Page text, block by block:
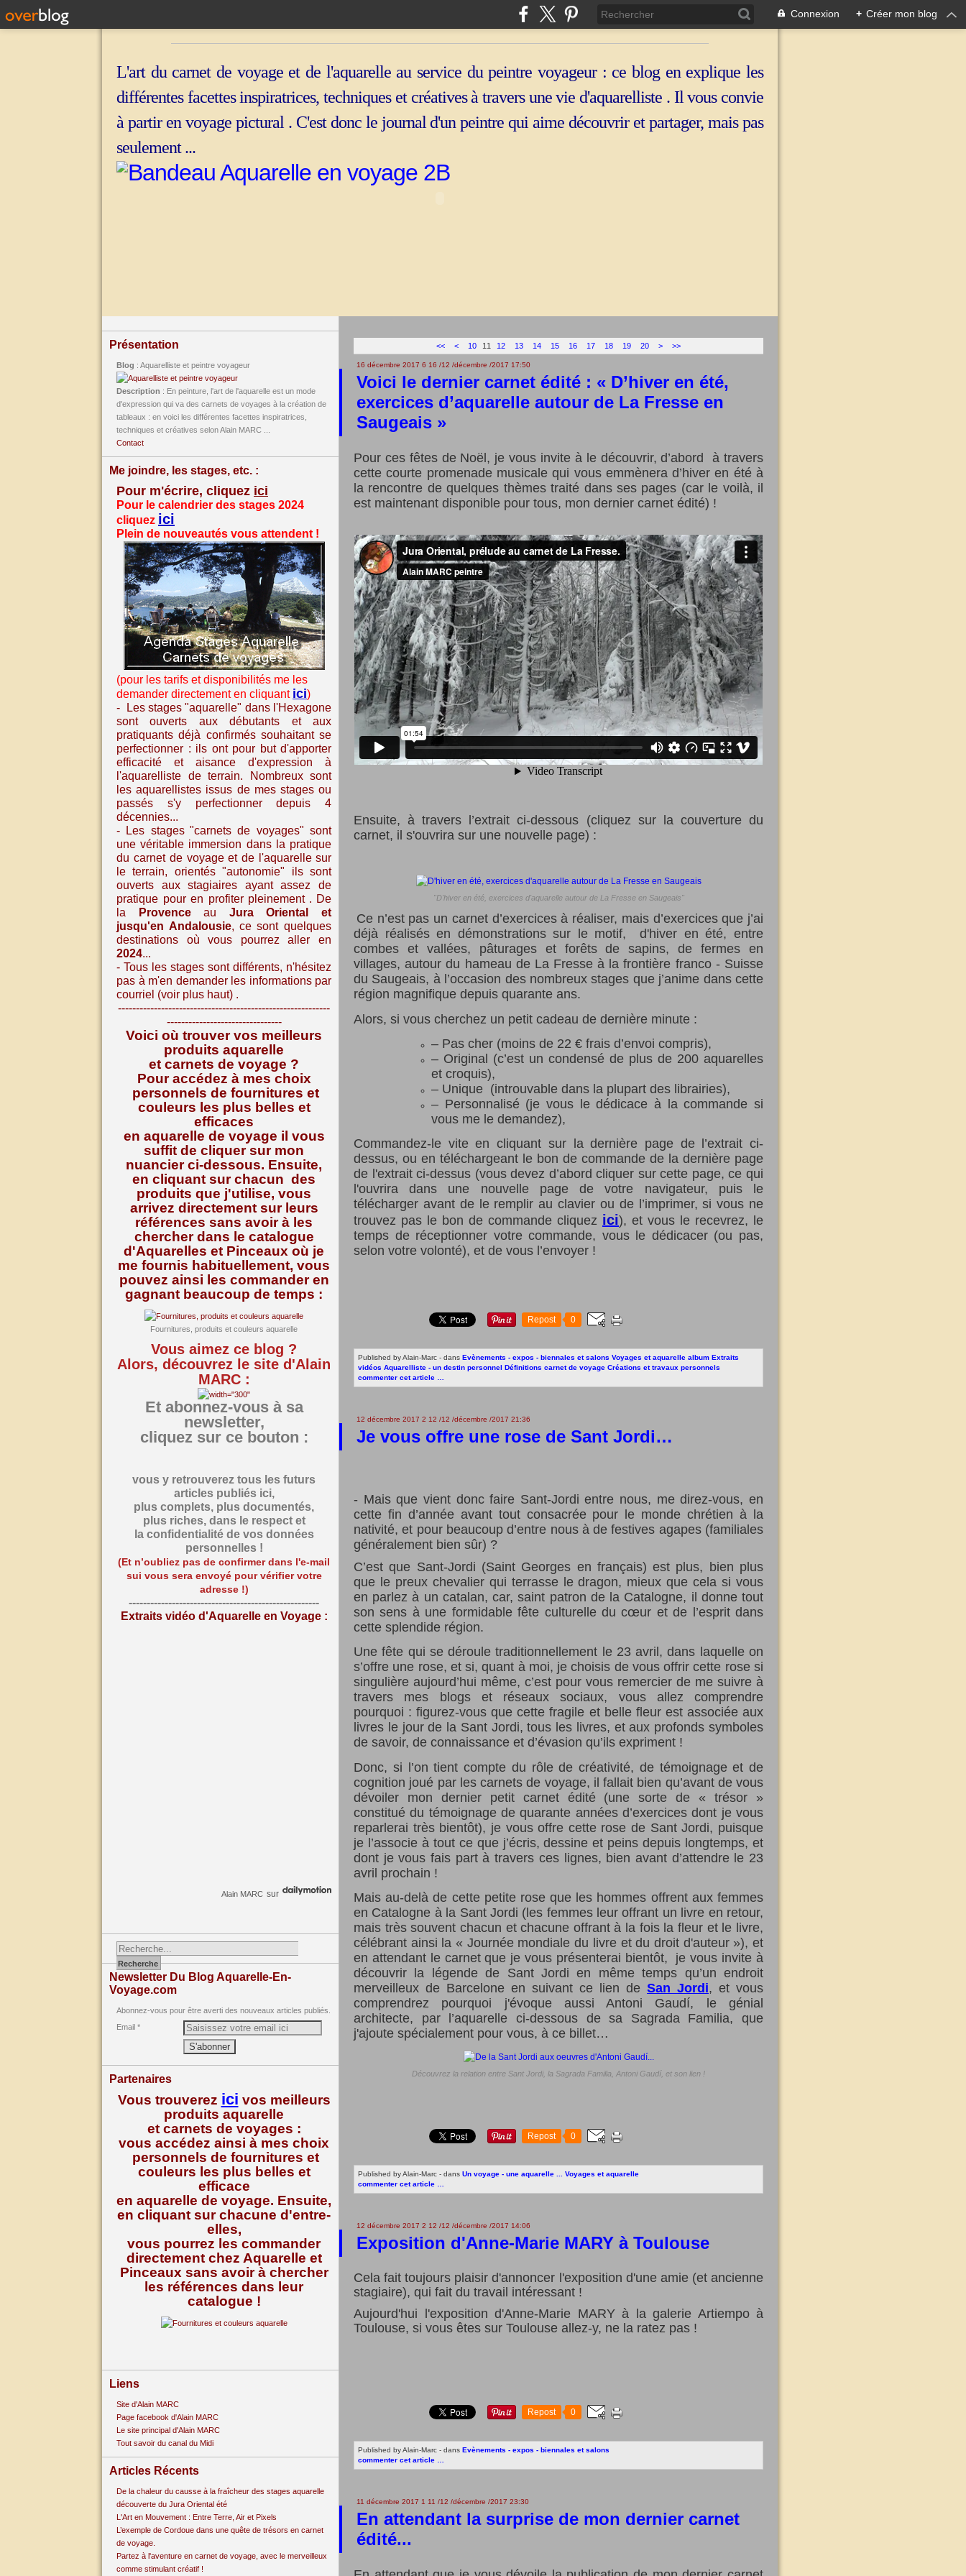
Connexion + Créer mon blog
L'art du carnet de voyage et de l'aquarelle au service du peintre voyageur : ce blog en explique les
différentes facettes inspiratrices, techniques et créatives à travers une vie d'aquarelliste . Il vous convie
à partir en voyage pictural . C'est donc le journal d'un peintre qui aime découvrir et partager, mais pas
seulement ...
Présentation
Blog : Aquarelliste et peintre voyageur
Description : En peinture, l'art de l'aquarelle est un mode
d'expression qui va des carnets de voyages à la création de
tableaux : en voici les différentes facettes inspiratrices,
techniques et créatives selon Alain MARC ...
Contact
Me joindre, les stages, etc. :
Pour m'écrire, cliquez ici
Pour le calendrier des stages 2024
cliquez ici
Plein de nouveautés vous attendent !
(pour les tarifs et disponibilités me les
demander directement en cliquant ici)
- Les stages "aquarelle" dans l'Hexagone
sont ouverts aux débutants et aux
pratiquants déjà confirmés souhaitant se
perfectionner : ils ont pour but d'apporter
efficacité et aisance d'expression à
l'aquarelliste de terrain. Nombreux sont
les aquarellistes issus de mes stages ou
passés s'y perfectionner depuis 4
décennies...
- Les stages "carnets de voyages" sont
une véritable immersion dans la pratique
du carnet de voyage et de l'aquarelle sur
le terrain, orientés "autonomie" ils sont
ouverts aux stagiaires ayant assez de
pratique pour en profiter pleinement . De
la
Provenceau Jura Oriental
et
jusqu'en Andalousie, ce sont quelques
destinations où vous pourrez aller en
2024...
- Tous les stages sont différents, n'hésitez
pas à m'en demander les informations par
courriel (voir plus haut) .
-----------------------------------------------------------
--------------------------------
Voici où trouver vos meilleurs
produits aquarelle
et carnets de voyage ?
Pour accédez à mes choix
personnels de fournitures et
couleurs les plus belles et
efficaces
en aquarelle de voyage il vous
suffit de cliquer sur mon
nuancier ci-dessous. Ensuite,
en cliquant sur chacun des
produits que j'utilise, vous
arrivez directement sur leurs
références sans avoir à les
chercher dans le catalogue
d'Aquarelles et Pinceaux où je
me fournis habituellement, vous
pouvez ainsi les commander en
gagnant beaucoup de temps :
Fournitures, produits et couleurs aquarelle
Vous aimez ce blog ?
Alors, découvrez le site d'Alain
MARC :
Et abonnez-vous à sa
newsletter,
cliquez sur ce bouton :
vous y retrouverez tous les futurs
articles publiés ici,
plus complets, plus documentés,
plus riches, dans le respect et
la confidentialité de vos données
personnelles !
(Et n’oubliez pas de confirmer dans l'e-mail
sui vous sera envoyé pour vérifier votre
adresse !)
-----------------------------------------------------
Extraits vidéo d'Aquarelle en Voyage :
Alain MARC sur
Newsletter Du Blog Aquarelle-En-
Voyage.com
Abonnez-vous pour être averti des nouveaux articles publiés.
Email
Partenaires
Vous trouverez ici vos meilleurs
produits aquarelle
et carnets de voyages :
vous accédez ainsi à mes choix
personnels de fournitures et
couleurs les plus belles et
efficace
en aquarelle de voyage. Ensuite,
en cliquant sur chacune d'entre-
elles,
vous pourrez les commander
directement chez Aquarelle et
Pinceaux sans avoir à chercher
les références dans leur
catalogue !
Liens
Site d'Alain MARC
Page facebook d'Alain MARC
Le site principal d'Alain MARC
Tout savoir du canal du Midi
Articles Récents
De la chaleur du causse à la fraîcheur des stages aquarelle
découverte du Jura Oriental été
L'Art en Mouvement : Entre Terre, Air et Pixels
L’exemple de Cordoue dans une quête de trésors en carnet
de voyage.
Partez à l'aventure en carnet de voyage, avec le merveilleux
comme stimulant créatif !
<< < 10 11 12 13 14 15 16 17 18 19 20 30
40
50
60
70
80
> >>
16 décembre 2017 6 16 /12 /décembre /2017 17:50
Voici le dernier carnet édité : « D’hiver en été,
exercices d’aquarelle autour de La Fresse en
Saugeais »
Pour ces fêtes de Noël, je vous invite à le découvrir, d’abord à travers
cette courte promenade musicale qui vous emmènera d’hiver en été à
la rencontre de quelques thèmes traité dans ses pages (car le voilà, il
est maintenant disponible pour tous, mon dernier carnet édité) !
Ensuite, à travers l’extrait ci-dessous (cliquez sur la couverture du
carnet, il s'ouvrira sur une nouvelle page) :
"D'hiver en été, exercices d'aquarelle autour de La Fresse en Saugeais"
Ce n’est pas un carnet d’exercices à réaliser, mais d’exercices que j’ai
déjà réalisés en démonstrations sur le motif, d'hiver en été, entre
combes et vallées, pâturages et forêts de sapins, de fermes en
villages, autour du hameau de La Fresse à la frontière franco - Suisse
du Saugeais, à l’occasion des nombreux stages que j’anime dans cette
région magnifique depuis quarante ans.
Alors, si vous cherchez un petit cadeau de dernière minute :
– Pas cher (moins de 22 € frais d’envoi compris),
– Original (c’est un condensé de plus de 200 aquarelles
et croquis),
– Unique (introuvable dans la plupart des librairies),
– Personnalisé (je vous le dédicace à la commande si
vous me le demandez),
Commandez-le vite en cliquant sur la dernière page de l’extrait ci-
dessus, ou en téléchargeant le bon de commande de la dernière page
de l'extrait ci-dessus (vous devez d’abord cliquer sur cette page, ce qui
l'ouvrira dans une nouvelle page de votre navigateur, puis le
télécharger avant de le remplir au clavier ou de l’imprimer, si vous ne
trouvez pas le bon de commande cliquez ici), et vous le recevrez, le
temps de réceptionner votre commande, vous le dédicacer (ou pas,
selon votre volonté), et de vous l’envoyer !
Repost 0
Published by Alain-Marc - dans Evènements - expos - biennales et salons Voyages et aquarelle album Extraits
vidéos Aquarelliste - un destin personnel Définitions carnet de voyage Créations et travaux personnels
commenter cet article
12 décembre 2017 2 12 /12 /décembre /2017 21:36
Je vous offre une rose de Sant Jordi…
- Mais que vient donc faire Sant-Jordi entre nous, me direz-vous, en
cette fin d’année avant tout consacrée pour le monde chrétien à la
nativité, et pour beaucoup d’entre nous à de festives agapes (familiales
généralement bien sûr) ?
C’est que Sant-Jordi (Saint Georges en français) est plus, bien plus
que le preux chevalier qui terrasse le dragon, mieux que cela si vous
en parlez à un catalan, car, saint patron de la Catalogne, il donne tout
son sens à une formidable fête culturelle du cœur et de l’esprit dans
cette splendide région.
Une fête qui se déroule traditionnellement le 23 avril, dans laquelle on
s’offre une rose, et si, quant à moi, je choisis de vous offrir cette rose si
singulière aujourd’hui même, c’est pour vous remercier de me suivre à
travers mes blogs et réseaux sociaux, vous allez comprendre
pourquoi : figurez-vous que cette fragile et belle fleur est associée aux
livres le jour de la Sant Jordi, tous les livres, et aux profonds symboles
de savoir, de connaissance et d’évasion qu’ils expriment !
Donc, si l’on tient compte du rôle de créativité, de témoignage et de
cognition joué par les carnets de voyage, il fallait bien qu’avant de vous
dévoiler mon dernier petit carnet édité (une sorte de « trésor »
constitué du témoignage de quarante années d’exercices dont je vous
reparlerai très bientôt), je vous offre cette rose de Sant Jordi, puisque
je l’associe à tout ce que j’écris, dessine et peins depuis longtemps, et
dont je vous fais part à travers ces lignes, bien avant d’attendre le 23
avril prochain !
Mais au-delà de cette petite rose que les hommes offrent aux femmes
en Catalogne à la Sant Jordi (les femmes leur offrant un livre en retour,
mais très souvent chacun et chacune offrant à la fois la fleur et le livre,
célébrant ainsi la « Journée mondiale du livre et du droit d'auteur »), et
en attendant le carnet que je vous présenterai bientôt, je vous invite à
découvrir la légende de Sant Jordi en même temps qu’un endroit
merveilleux de Barcelone en suivant ce lien de San Jordi, et vous
comprendrez pourquoi j'évoque aussi Antoni Gaudí, le génial
architecte, par l’aquarelle ci-dessous de sa Sagrada Familia, que
j'ajoute spécialement pour vous, à ce billet…
Découvrez la relation entre Sant Jordi, la Sagrada Familia, Antoni Gaudí, et son lien !
Repost 0
Published by Alain-Marc - dans Un voyage - une aquarelle ... Voyages et aquarelle
commenter cet article …
12 décembre 2017 2 12 /12 /décembre /2017 14:06
Exposition d'Anne-Marie MARY à Toulouse
Cela fait toujours plaisir d'annoncer l'exposition d'une amie (et ancienne
stagiaire), qui fait du travail intéressant !
Aujourd'hui l'exposition d'Anne-Marie MARY à la galerie Artiempo à
Toulouse, si vous êtes sur Toulouse allez-y, ne la ratez pas !
Repost 0
Published by Alain-Marc - dans Evènements - expos - biennales et salons
commenter cet article …
11 décembre 2017 1 11 /12 /décembre /2017 23:30
En attendant la surprise de mon dernier carnet
édité...